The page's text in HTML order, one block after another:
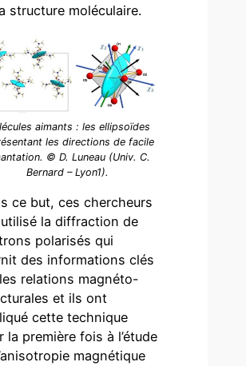
structure moléculaire.
aimants : les ellipsoïdes
les directions de facile
© D. Luneau (Univ. C.
Bernard – Lyon1).
ce but, ces chercheurs
la diffraction de
polarisés qui
des informations clés
relations magnéto-
et ils ont
cette technique
la première fois à l’étude
magnétique